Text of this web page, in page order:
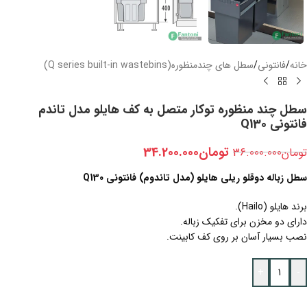
خانه/فانتونی/سطل های چندمنظوره(Q series built-in wastebins)
سطل چند منظوره توکار متصل به کف هایلو مدل تاندم
فانتونی Q130
تومان36.000.000 تومان34.200.000
سطل زباله دوقلو ریلی هایلو (مدل تاندوم) فانتونی Q130
برند هایلو (Hailo).
دارای دو مخزن برای تفکیک زباله.
نصب بسیار آسان بر روی کف کابینت.